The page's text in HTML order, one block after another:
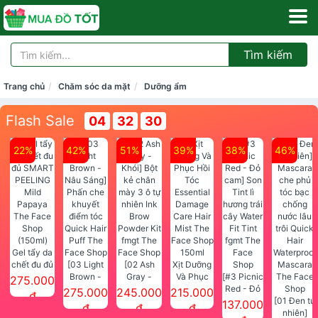
Tìm kiếm
Trang chủ Chăm sóc da mặt Dưỡng ẩm
Flash Sale 04 32 30
22%
Gel tẩy da
chết đu đủ
SMART
PEELING
275.000
đ
42%
[03 Light
Brown -
Nâu Sáng]
Phấn che
275.000
đ
51%
[02 Ash
Gray -
Khói] Bột
kẻ chân
245.000
đ
39%
Xịt Dưỡng
Và Phục
Hồi Tóc
Essential
215.000
đ
38%
[#3 Picnic
Red - Đỏ
cam] Son
137.000
46%
[01 Đen tự
nhiên]